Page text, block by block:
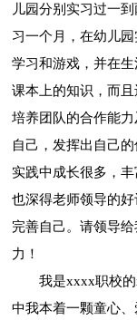
儿园分别实习过一
习一个月，在幼儿
学习和游戏，并在
课本上的知识，而
培养团队的合作能
自己，发挥出自己
实践中成长很多，
也深得老师领导的
完善自己。请领导
力！
我是xxxx职校
中我本着一颗童心